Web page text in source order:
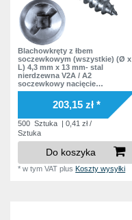
Blachowkręty z łbem
soczewkowym (wszystkie) (Ø x
L) 4,3 mm x 13 mm- stal
nierdzewna V2A / A2
soczewkowy nacięcie
Podkładka EPDM
203,15 zł *
500 Sztuka | 0,41 zł /
Sztuka
Do koszyka
*w tym VAT plusKoszty wysyłki